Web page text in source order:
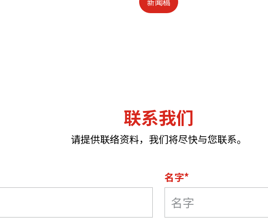
联系我们
请提供联络资料，我们将尽快与您联系。
名字*